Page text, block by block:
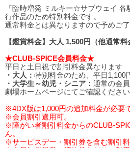
『臨時増発 ミルキー☆サブウェイ
行作品のため特別料金です。
通常料金とは異なりますので予めご了
【鑑賞料金】大人 1,500円（他通常料
★CLUB-SPICE会員料金★
平日と土日祝で割引料金異なります
・大人： 特別料金のため、平日1,100
・大学生～幼児・シニア： 通常の会
劇場ホームページにてご確認ください
※4DX版は1,000円の追加料金が必要
※会員割引適用可。
※障がい者割引料金からのCLUB-
ん。
※サービスデー・割引券を含む割引料